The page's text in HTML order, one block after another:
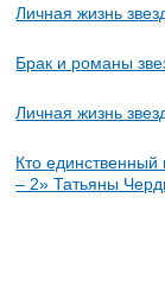
Личная жизнь
Брак и романы
Личная жизнь
Кто
– 2» Татьяны